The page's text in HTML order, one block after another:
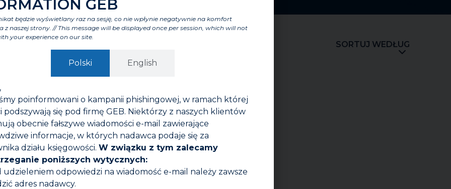
SORTUJ WEDŁUG
GEB
będzie wyświetlany raz na sesję, co nie wpłynie negatywnie na komfort
z naszej strony. // This message will be displayed once per session, which will not
your experience on our site.
Polski English
poinformowani o kampanii phishingowej, w ramach której
podszywają się pod firmę GEB. Niektórzy z naszych klientów
obecnie fałszywe wiadomości e-mail zawierające
informacje, w których nadawca podaje się za
działu księgowości. W związku z tym zalecamy
poniższych wytycznych:
udzieleniem odpowiedzi na wiadomość e-mail należy zawsze
adres nadawcy.